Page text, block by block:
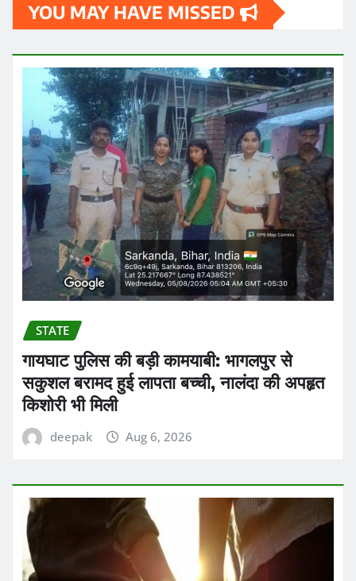
YOU MAY HAVE MISSED
STATE
गायघाट पुलिस की बड़ी कामयाबी: भागलपुर से
सकुशल बरामद हुई लापता बच्ची, नालंदा की अपहृत
किशोरी भी मिली
deepak Aug 6, 2026